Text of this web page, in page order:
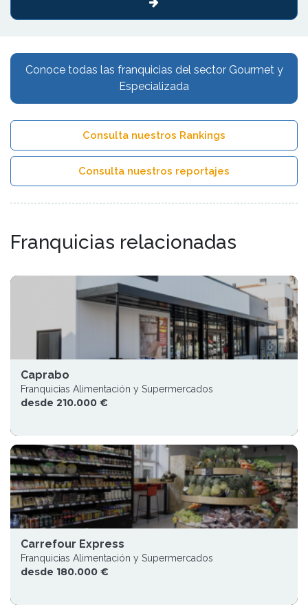
Conoce todas las franquicias del sector Gourmet y
Especializada
Consulta nuestros Rankings
Consulta nuestros reportajes
Franquicias relacionadas
Caprabo
Franquicias Alimentación y Supermercados
desde 210.000 €
Carrefour Express
Franquicias Alimentación y Supermercados
desde 180.000 €